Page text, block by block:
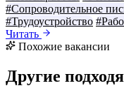
#Сопроводительное
#Трудоустройство
Читать
Похожие вакансии
Другие